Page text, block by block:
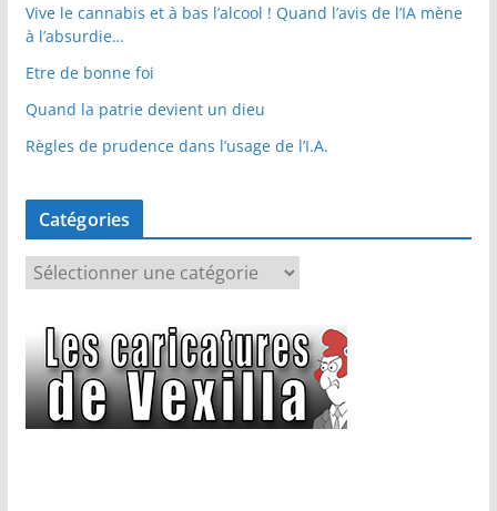
Vive le cannabis et à bas l’alcool ! Quand l’avis de l’IA mène
à l’absurdie…
Etre de bonne foi
Quand la patrie devient un dieu
Règles de prudence dans l’usage de l’I.A.
Catégories
é
g
o
r